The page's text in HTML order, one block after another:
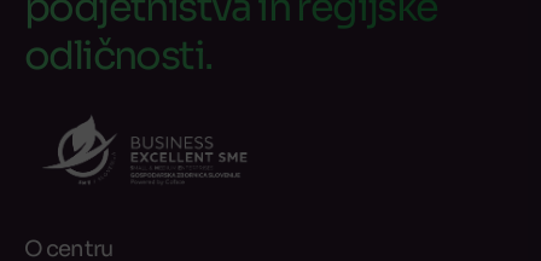
odličnosti.
O centru